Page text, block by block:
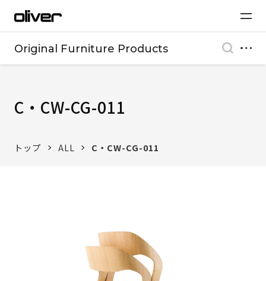
Original Furniture Products
C・CW-CG-011
トップ ALL C・CW-CG-011